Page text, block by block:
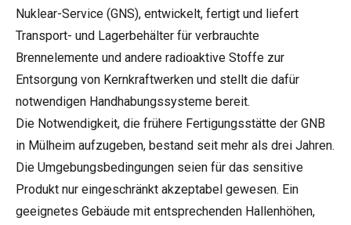
Nuklear-Service (GNS), entwickelt, fertigt und liefert
Transport- und Lagerbehälter für verbrauchte
Brennelemente und andere radioaktive Stoffe zur
Entsorgung von Kernkraftwerken und stellt die dafür
notwendigen Handhabungssysteme bereit.
Die Notwendigkeit, die frühere Fertigungsstätte der GNB
in Mülheim aufzugeben, bestand seit mehr als drei Jahren.
Die Umgebungsbedingungen seien für das sensitive
Produkt nur eingeschränkt akzeptabel gewesen. Ein
geeignetes Gebäude mit entsprechenden Hallenhöhen,